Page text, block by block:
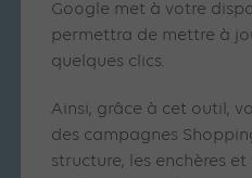
Google met à votre
permettra de mettre à
quelques clics.
Ainsi, grâce à cet outil,
des campagnes
structure, les enchères